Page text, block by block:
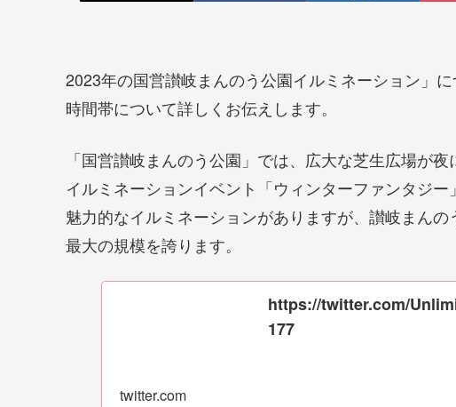
2023年の国営讃岐まんのう公園イルミネーション」
時間帯について詳しくお伝えします。
「国営讃岐まんのう公園」では、広大な芝生広場が
イルミネーションイベント「ウィンターファンタジ
魅力的なイルミネーションがありますが、讃岐まん
最大の規模を誇ります。
https://twitter.com/
177
twitter.com